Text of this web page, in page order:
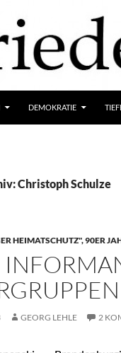
DEMOKRATIE
Christoph Schulze
HEIMATSCHUTZ", 90ER
GEORG LEHLE 2